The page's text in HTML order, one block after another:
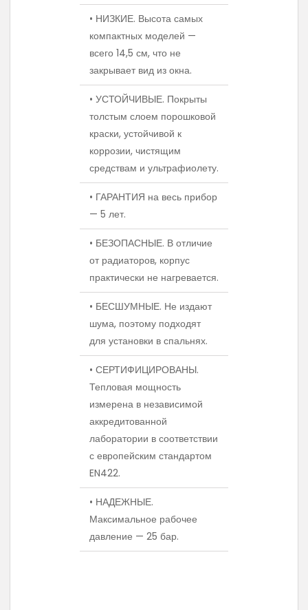
• НИЗКИЕ. Высота самых
компактных моделей —
всего 14,5 см, что не
закрывает вид из окна.
• УСТОЙЧИВЫЕ. Покрыты
толстым слоем порошковой
краски, устойчивой к
коррозии, чистящим
средствам и ультрафиолету.
• ГАРАНТИЯ на весь прибор
— 5 лет.
• БЕЗОПАСНЫЕ. В отличие
от радиаторов, корпус
практически не нагревается.
• БЕСШУМНЫЕ. Не издают
шума, поэтому подходят
для установки в спальнях.
• СЕРТИФИЦИРОВАНЫ.
Тепловая мощность
измерена в независимой
аккредитованной
лаборатории в соответствии
с европейским стандартом
EN422.
• НАДЕЖНЫЕ.
Максимальное рабочее
давление — 25 бар.